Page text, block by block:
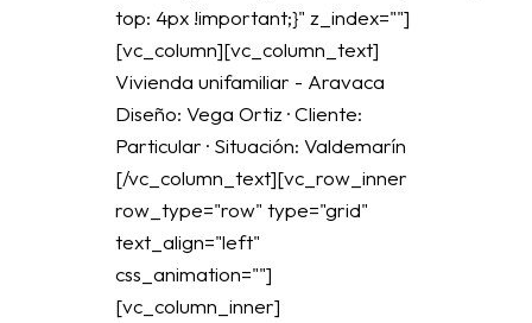
top: 4px !important;}" z_index=""]
[vc_column][vc_column_text]
Vivienda unifamiliar - Aravaca
Diseño: Vega Ortiz · Cliente:
Particular · Situación: Valdemarín
[/vc_column_text][vc_row_inner
row_type="row" type="grid"
text_align="left"
css_animation=""]
[vc_column_inner]